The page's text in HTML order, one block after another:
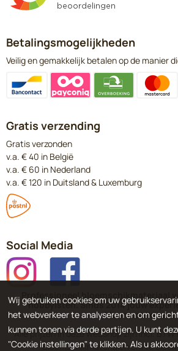
Betalingsmogelijkheden
Veilig en gemakkelijk betalen op de manier
Gratis verzending
Gratis verzonden
v.a. € 40 in België
v.a. € 60 in Nederland
v.a. € 120 in Duitsland & Luxemburg
Social Media
Professioneel bloemschikmateriaal
hobbyisten. Sinds 2014 jouw
bloemschikken.
Alle prijzen in deze webshop zijn incl. BTW
Bloemschikmaterialen om te
Wij gebruiken cookies om uw
het webverkeer te analyseren en om
kunnen tonen via derde partijen. U kunt
"Cookie instellingen" te klikken. Als u